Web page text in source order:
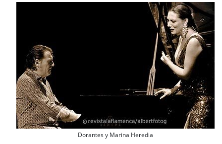
Dorantes y Marina Heredia